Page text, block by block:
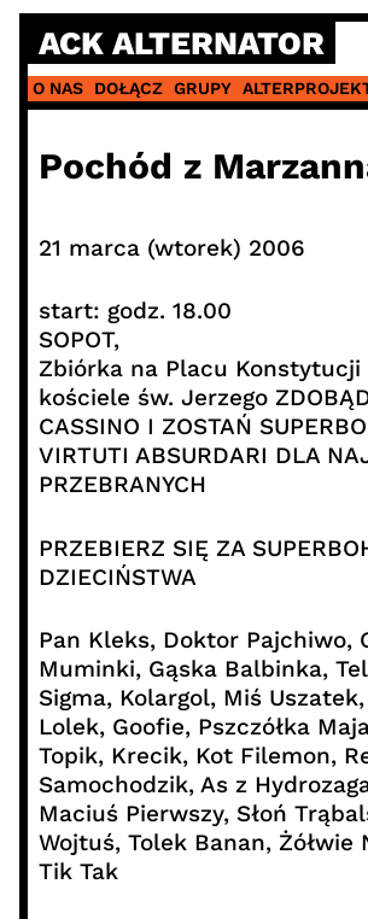
Skip
content
ACK ALTERNATOR
O NAS DOŁĄCZ GRUPY
Pochód z
21 marca (wtorek) 2006
start: godz. 18.00
SOPOT,
Zbiórka na Placu Konstytucji
kościele św. Jerzego
CASSINO I ZOSTAŃ
VIRTUTI ABSURDARI DLA
PRZEBRANYCH
PRZEBIERZ SIĘ ZA
DZIECIŃSTWA
Pan Kleks, Doktor Pajchiwo,
Muminki, Gąska Balbinka,
Sigma, Kolargol, Miś
Lolek, Goofie, Pszczółka
Topik, Krecik, Kot Filemon,
Samochodzik, As z
Maciuś Pierwszy, Słoń
Wojtuś, Tolek Banan, Żółwie
Tik Tak